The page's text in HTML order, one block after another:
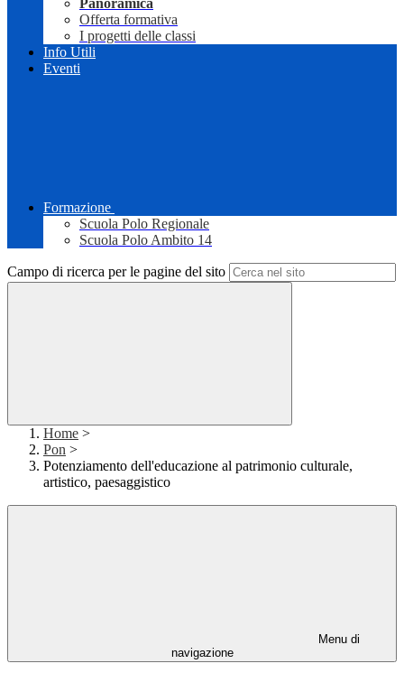
Panoramica
Offerta formativa
I progetti delle classi
Info Utili
Eventi
Formazione
Scuola Polo Regionale
Scuola Polo Ambito 14
Campo di ricerca per le pagine del sito
Home >
Pon >
Potenziamento dell'educazione al patrimonio culturale,
artistico, paesaggistico
Menu di
navigazione